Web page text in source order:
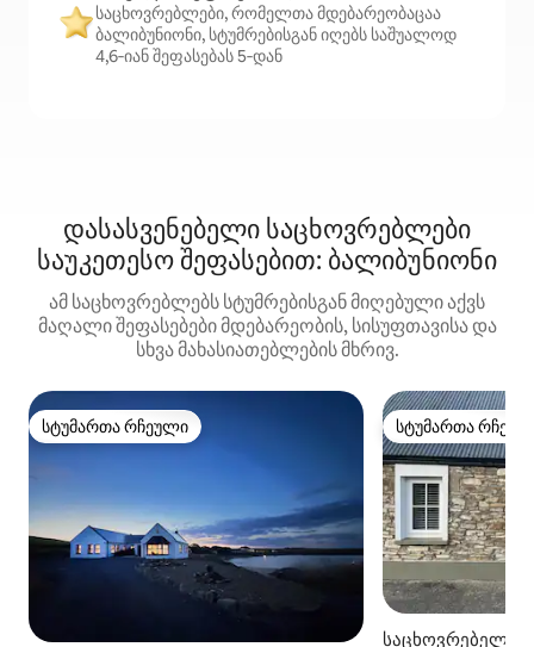
საცხოვრებლები, რომელთა მდებარეობაცაა
ბალიბუნიონი, სტუმრებისგან იღებს საშუალოდ
4,6‑იან შეფასებას 5‑დან
დასასვენებელი საცხოვრებლები
საუკეთესო შეფასებით: ბალიბუნიონი
ამ საცხოვრებლებს სტუმრებისგან მიღებული აქვს
მაღალი შეფასებები მდებარეობის, სისუფთავისა და
სხვა მახასიათებლების მხრივ.
სტუმართა რჩეული
სტუმართა რჩეული სტუმართა
სტუმართა
საცხოვრებელი